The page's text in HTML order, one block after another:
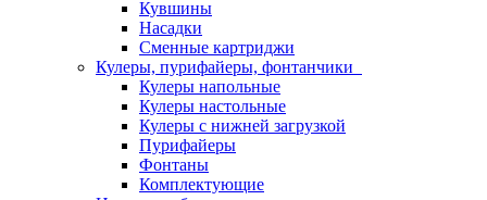
Кувшины
Насадки
Сменные картриджи
Кулеры, пурифайеры, фонтанчики
Кулеры напольные
Кулеры настольные
Кулеры с нижней загрузкой
Пурифайеры
Фонтаны
Комплектующие